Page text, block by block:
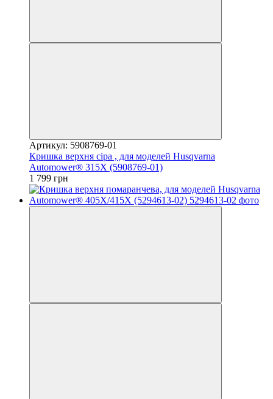
Артикул: 5908769-01
Кришка верхня сіра , для моделей Husqvarna
Automower® 315Х (5908769-01)
1 799 грн